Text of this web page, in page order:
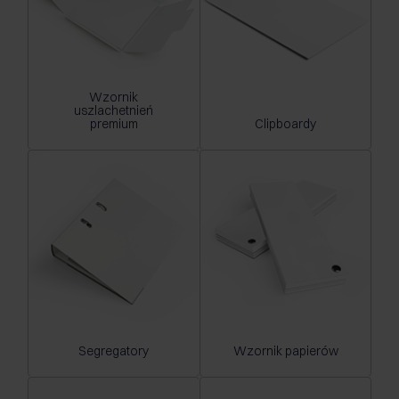
Wzornik
uszlachetnień
premium
Clipboardy
Segregatory Wzornik papierów